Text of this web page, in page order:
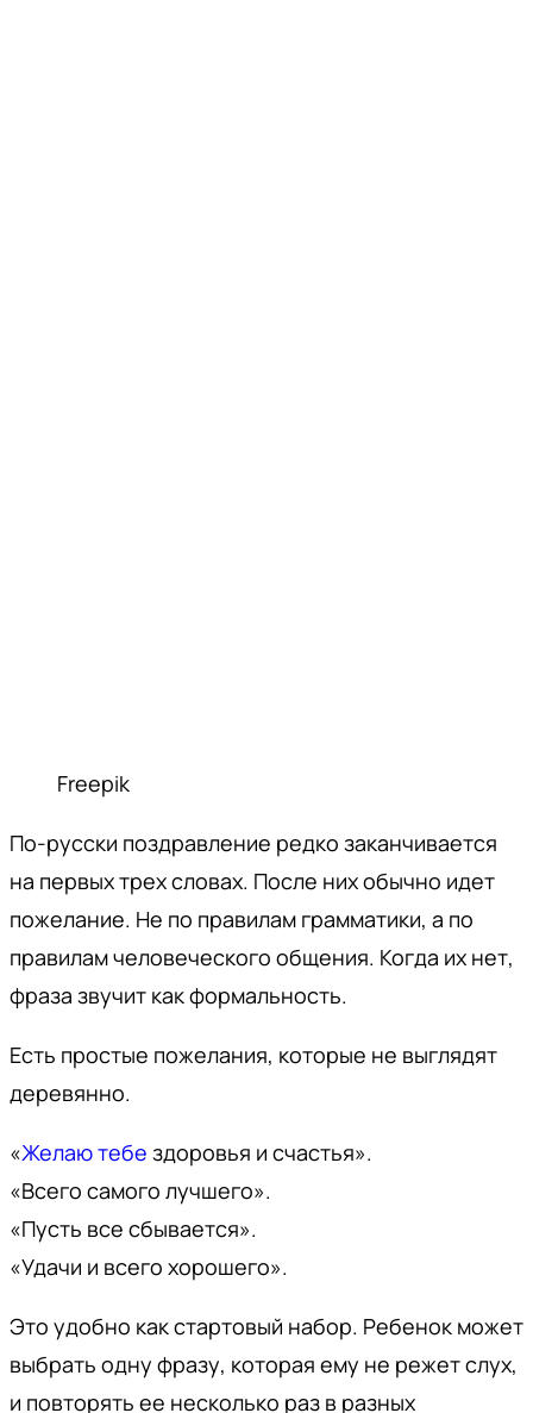
Freepik
По-русски поздравление редко заканчивается
на первых трех словах. После них обычно идет
пожелание. Не по правилам грамматики, а по
правилам человеческого общения. Когда их нет,
фраза звучит как формальность.
Есть простые пожелания, которые не выглядят
деревянно.
«Желаю тебе здоровья и счастья».
«Всего самого лучшего».
«Пусть все сбывается».
«Удачи и всего хорошего».
Это удобно как стартовый набор. Ребенок может
выбрать одну фразу, которая ему не режет слух,
и повторять ее несколько раз в разных